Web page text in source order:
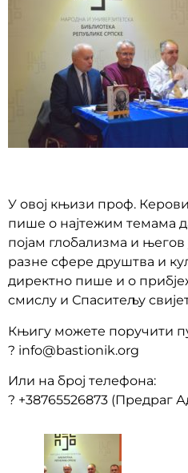
У овој књизи проф.
пише о најтежим темама
појам глобализма и његов
разне сфере друштва и
директно пише и о
смислу и Спаситељу
Књигу можете поручити
? info@bastionik.org
Или на број телефона:
? +38765526873 (Предраг